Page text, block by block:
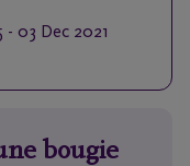
- 03 Dec 2021
bougie